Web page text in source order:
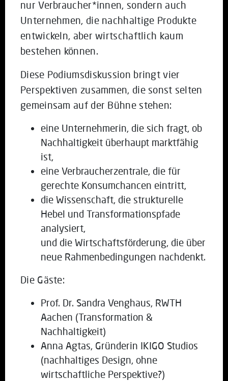
nur Verbraucher*innen, sondern auch
Unternehmen, die nachhaltige Produkte
entwickeln, aber wirtschaftlich kaum
bestehen können.
Diese Podiumsdiskussion bringt vier
Perspektiven zusammen, die sonst selten
gemeinsam auf der Bühne stehen:
eine Unternehmerin, die sich fragt, ob
Nachhaltigkeit überhaupt marktfähig
ist,
eine Verbraucherzentrale, die für
gerechte Konsumchancen eintritt,
die Wissenschaft, die strukturelle
Hebel und Transformationspfade
analysiert,
und die Wirtschaftsförderung, die über
neue Rahmenbedingungen nachdenkt.
Die Gäste:
Prof. Dr. Sandra Venghaus, RWTH
Aachen (Transformation &
Nachhaltigkeit)
Anna Agtas, Gründerin IKIGO Studios
(nachhaltiges Design, ohne
wirtschaftliche Perspektive?)